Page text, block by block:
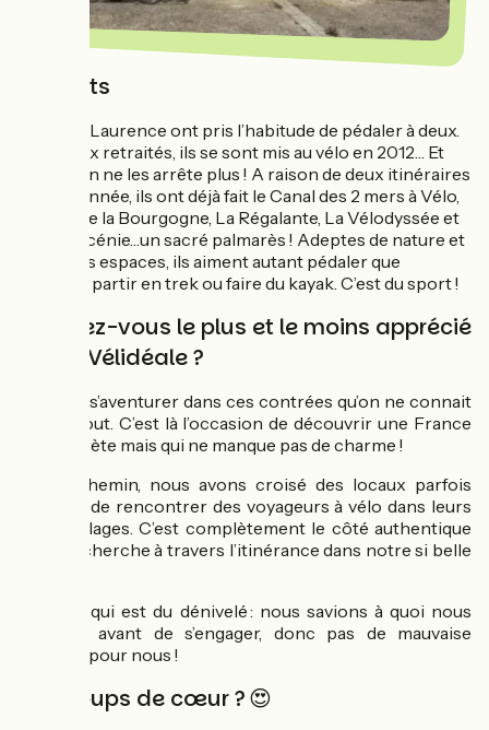
Portraits
Hervé et Laurence ont pris l’habitude de pédaler à deux.
Tous deux retraités, ils se sont mis au vélo en 2012… Et
depuis, on ne les arrête plus ! A raison de deux itinéraires
chaque année, ils ont déjà fait le Canal des 2 mers à Vélo,
Le tour de la Bourgogne, La Régalante, La Vélodyssée et
La Véloscénie…un sacré palmarès ! Adeptes de nature et
de grands espaces, ils aiment autant pédaler que
marcher, partir en trek ou faire du kayak. C’est du sport !
Qu'avez-vous le plus et le moins apprécié
sur La Vélidéale ?
On aime s’aventurer dans ces contrées qu’on ne connait
pas du tout. C’est là l’occasion de découvrir une France
plus secrète mais qui ne manque pas de charme !
Sur le chemin, nous avons croisé des locaux parfois
étonnés de rencontrer des voyageurs à vélo dans leurs
petits villages. C’est complètement le côté authentique
qu’on recherche à travers l’itinérance dans notre si belle
Pour ce qui est du dénivelé : nous savions à quoi nous
attendre avant de s’engager, donc pas de mauvaise
surprise pour nous !
Vos coups de cœur ? 😍